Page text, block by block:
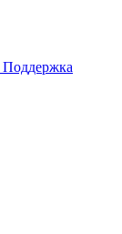
Поддержка